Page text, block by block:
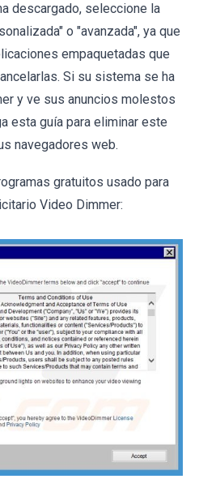
descargado, seleccione la
o "avanzada", ya que
empaquetadas que
Si su sistema se ha
y ve sus anuncios molestos
esta guía para eliminar este
navegadores web.
gratuitos usado para
Video Dimmer: